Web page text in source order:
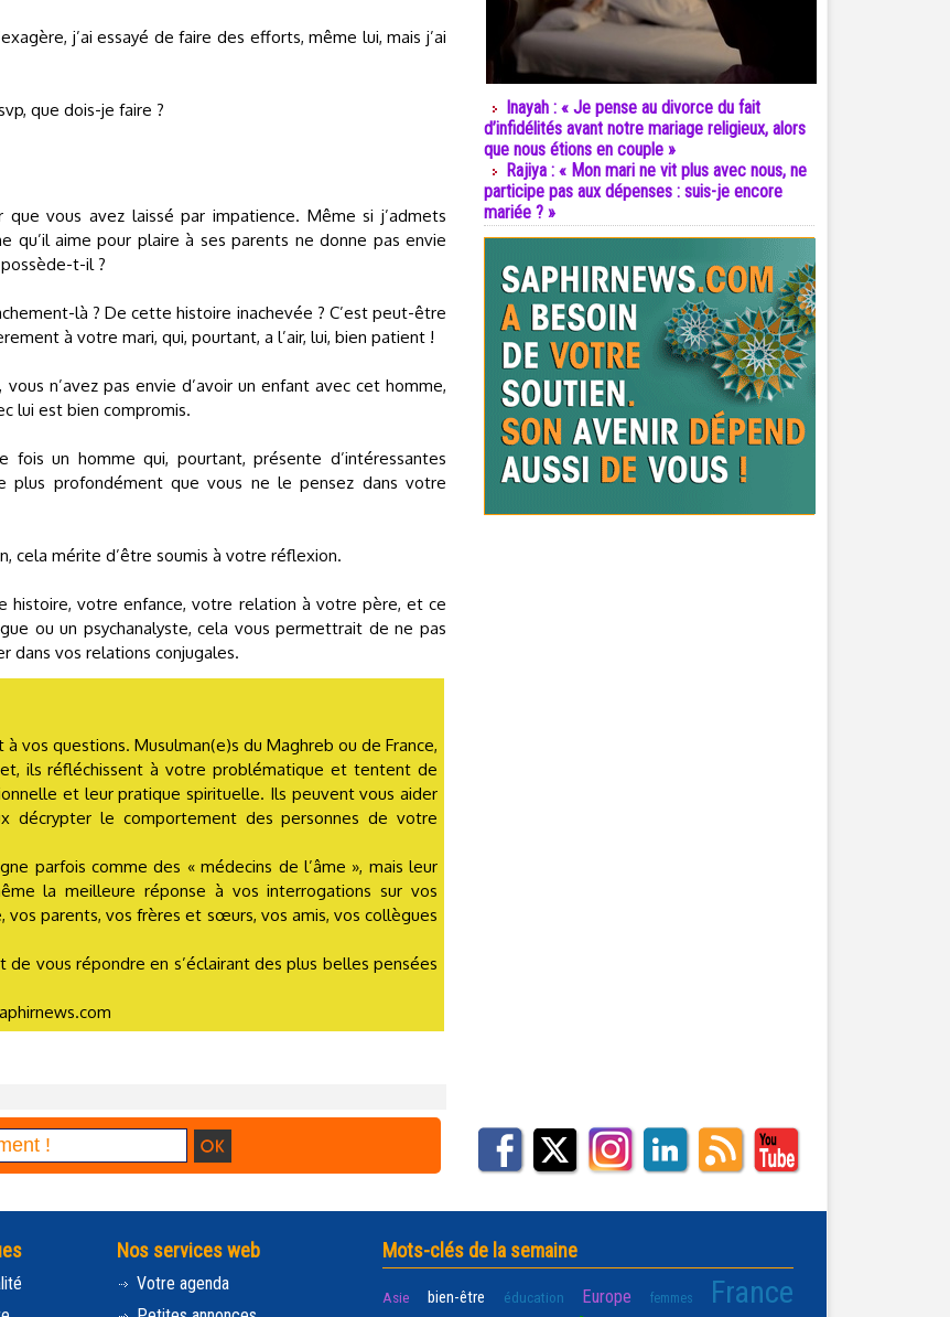
j’ai essayé de faire des efforts, même lui, mais j’ai
que dois-je faire ?
vous avez laissé par impatience. Même si j’admets
qu’il aime pour plaire à ses parents ne donne pas envie
t-il ?
là ? De cette histoire inachevée ? C’est peut-être
à votre mari, qui, pourtant, a l’air, lui, bien patient !
n’avez pas envie d’avoir un enfant avec cet homme,
lui est bien compromis.
fois un homme qui, pourtant, présente d’intéressantes
plus profondément que vous ne le pensez dans votre
cela mérite d’être soumis à votre réflexion.
histoire, votre enfance, votre relation à votre père, et ce
ou un psychanalyste, cela vous permettrait de ne pas
dans vos relations conjugales.
vos questions. Musulman(e)s du Maghreb ou de France,
ils réfléchissent à votre problématique et tentent de
et leur pratique spirituelle. Ils peuvent vous aider
décrypter le comportement des personnes de votre
parfois comme des « médecins de l’âme », mais leur
la meilleure réponse à vos interrogations sur vos
parents, vos frères et sœurs, vos amis, vos collègues
vous répondre en s’éclairant des plus belles pensées
Inayah : « Je pense au divorce du fait
d’infidélités avant notre mariage religieux, alors
que nous étions en couple »
Rajiya : « Mon mari ne vit plus avec nous, ne
participe pas aux dépenses : suis-je encore
mariée ? »
Nos services web
Votre agenda
Mots-clés de la semaine
Asie bien-être éducation Europe femmes France